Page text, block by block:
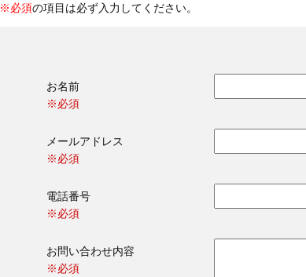
※必須の項目は必ず入力してください。
お名前
※必須
メールアドレス
※必須
電話番号
※必須
お問い合わせ内容
※必須